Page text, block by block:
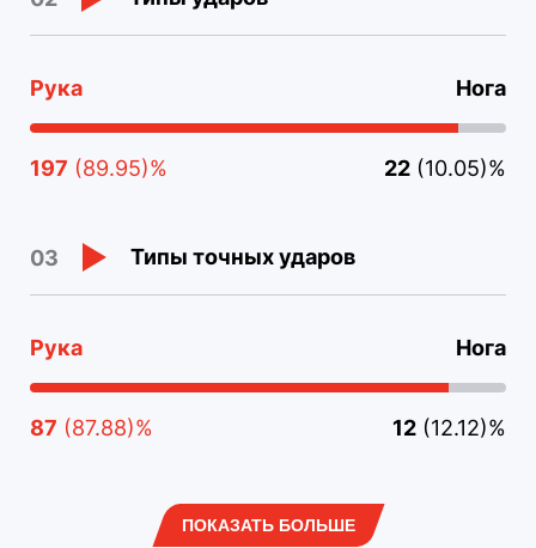
Рука Нога
197 (89.95)% 22 (10.05)%
03 Типы точных ударов
Рука Нога
87 (87.88)% 12 (12.12)%
ПОКАЗАТЬ БОЛЬШЕ